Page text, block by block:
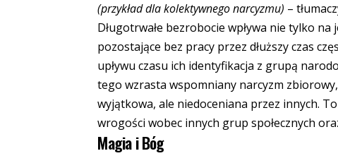
(przykład dla kolektywnego narcyzmu) –
Długotrwałe bezrobocie wpływa nie tylko
pozostające bez pracy przez dłuższy czas
upływu czasu ich identyfikacja z grupą
tego wzrasta wspomniany narcyzm
wyjątkowa, ale niedoceniana przez innych.
wrogości wobec innych grup społecznych
Magia i Bóg